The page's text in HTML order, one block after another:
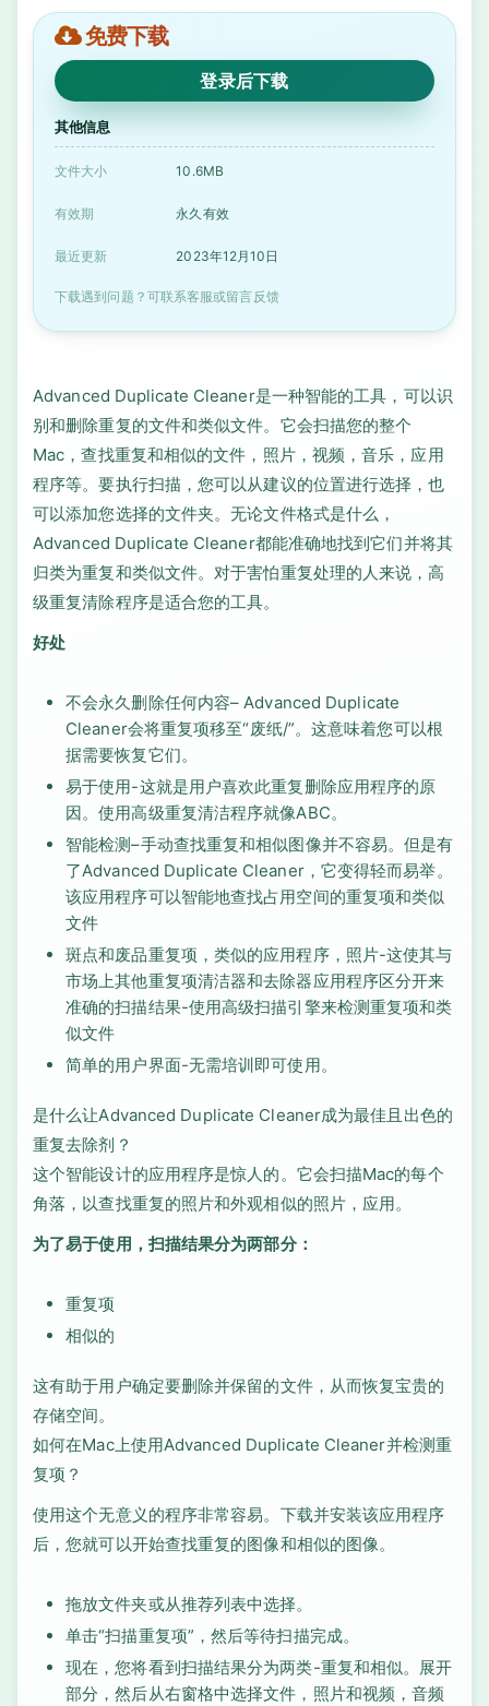
免费下载
登录后下载
其他信息
文件大小 10.6MB
有效期 永久有效
最近更新 2023年12月10日
下载遇到问题？可联系客服或留言反馈
Advanced Duplicate Cleaner是一种智能的工具，可以识
别和删除重复的文件和类似文件。它会扫描您的整个
Mac，查找重复和相似的文件，照片，视频，音乐，应用
程序等。要执行扫描，您可以从建议的位置进行选择，也
可以添加您选择的文件夹。无论文件格式是什么，
Advanced Duplicate Cleaner都能准确地找到它们并将其
归类为重复和类似文件。对于害怕重复处理的人来说，高
级重复清除程序是适合您的工具。
好处
不会永久删除任何内容– Advanced Duplicate
Cleaner会将重复项移至“废纸/”。这意味着您可以根
据需要恢复它们。
易于使用-这就是用户喜欢此重复删除应用程序的原
因。使用高级重复清洁程序就像ABC。
智能检测–手动查找重复和相似图像并不容易。但是有
了Advanced Duplicate Cleaner，它变得轻而易举。
该应用程序可以智能地查找占用空间的重复项和类似
文件
斑点和废品重复项，类似的应用程序，照片-这使其与
市场上其他重复项清洁器和去除器应用程序区分开来
准确的扫描结果-使用高级扫描引擎来检测重复项和类
似文件
简单的用户界面-无需培训即可使用。
是什么让Advanced Duplicate Cleaner成为最佳且出色的
重复去除剂？
这个智能设计的应用程序是惊人的。它会扫描Mac的每个
角落，以查找重复的照片和外观相似的照片，应用。
为了易于使用，扫描结果分为两部分：
重复项
相似的
这有助于用户确定要删除并保留的文件，从而恢复宝贵的
存储空间。
如何在Mac上使用Advanced Duplicate Cleaner并检测重
复项？
使用这个无意义的程序非常容易。下载并安装该应用程序
后，您就可以开始查找重复的图像和相似的图像。
拖放文件夹或从推荐列表中选择。
单击“扫描重复项”，然后等待扫描完成。
现在，您将看到扫描结果分为两类-重复和相似。展开
部分，然后从右窗格中选择文件，照片和视频，音频